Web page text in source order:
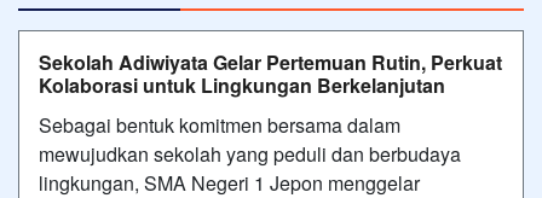
Sekolah Adiwiyata Gelar Pertemuan Rutin, Perkuat
Kolaborasi untuk Lingkungan Berkelanjutan
Sebagai bentuk komitmen bersama dalam
mewujudkan sekolah yang peduli dan berbudaya
lingkungan, SMA Negeri 1 Jepon menggelar